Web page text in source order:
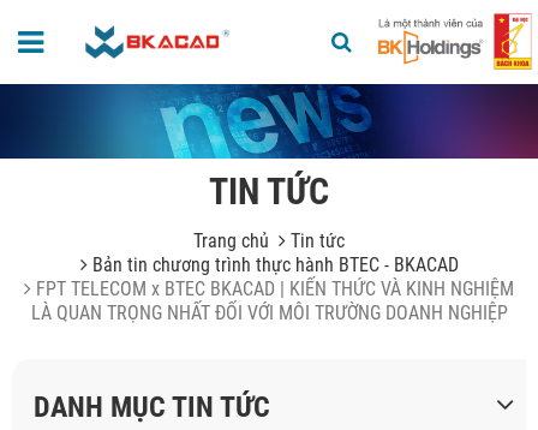
TIN TỨC
Trang chủ
Tin tức
Bản tin chương trình thực hành BTEC - BKACAD
FPT TELECOM x BTEC BKACAD | KIẾN THỨC VÀ KINH NGHIỆM
LÀ QUAN TRỌNG NHẤT ĐỐI VỚI MÔI TRƯỜNG DOANH NGHIỆP
DANH MỤC TIN TỨC